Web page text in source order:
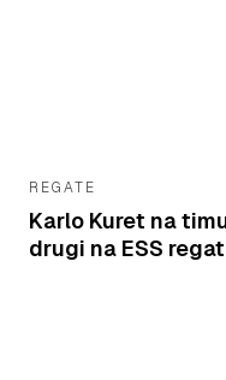
REGATE
Karlo Kuret na
drugi na ESS